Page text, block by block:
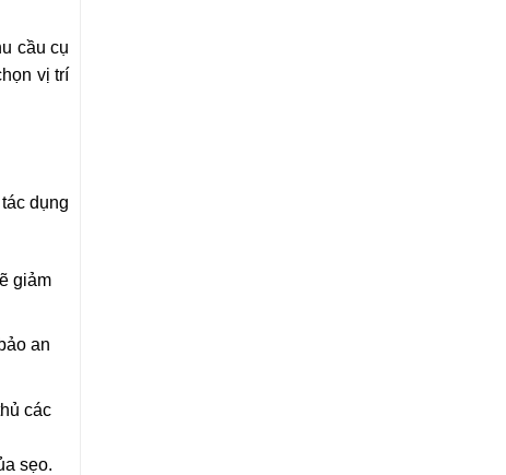
cầu cụ
vị trí
dụng
giảm
an
các
sẹo.